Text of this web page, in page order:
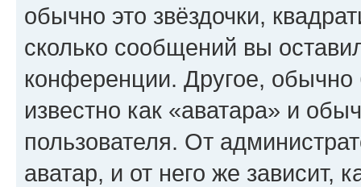
обычно это звёздочки,
сколько сообщений вы
конференции. Другое,
известно как «аватара» и
пользователя. От
аватар, и от него же зависит,